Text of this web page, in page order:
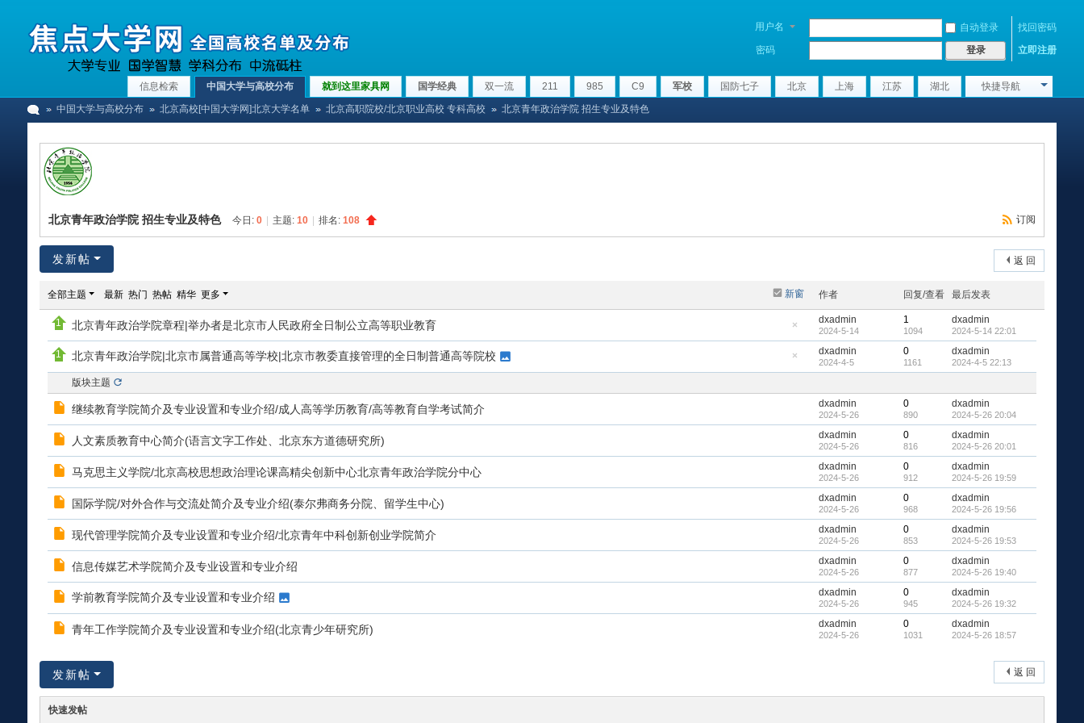
用户名 自动登录
找回密码
密码
登录 立即注册
信息检索 中国大学与高校分布 就到这里家具网 国学经典 双一流 211 985 C9 军校 国防七子 北京 上海 江苏 湖北 快捷导航
学
»
中国大学与高校分布 北京高校[中国大学网]北京大学名单 北京高职院校/北京职业高校 专科高校 北京青年政治学院 招生专业及特色
订阅
北京青年政治学院 招生专业及特色 今日: 0 主题: 10 排名: 108
返 回
发新帖
新窗
全部主题 最新 热门 热帖 精华 更多 作者 回复/查看 最后发表
藏
置
帖
北京青年政治学院章程|举办者是北京市人民政府全日制公立高等职业教育 dxadmin
2024-5-14
1
1094
dxadmin
2024-5-14 22:01
藏
顶
北京青年政治学院|北京市属普通高等学校|北京市教委直接管理的全日制普通高等院校 dxadmin
2024-4-5
0
1161
dxadmin
2024-4-5 22:13
版块主题
继续教育学院简介及专业设置和专业介绍/成人高等学历教育/高等教育自学考试简介 dxadmin
2024-5-26
0
890
dxadmin
2024-5-26 20:04
人文素质教育中心简介(语言文字工作处、北京东方道德研究所) dxadmin
2024-5-26
0
816
dxadmin
2024-5-26 20:01
马克思主义学院/北京高校思想政治理论课高精尖创新中心北京青年政治学院分中心 dxadmin
2024-5-26
0
912
dxadmin
2024-5-26 19:59
国际学院/对外合作与交流处简介及专业介绍(泰尔弗商务分院、留学生中心) dxadmin
2024-5-26
0
968
dxadmin
2024-5-26 19:56
现代管理学院简介及专业设置和专业介绍/北京青年中科创新创业学院简介 dxadmin
2024-5-26
0
853
dxadmin
2024-5-26 19:53
信息传媒艺术学院简介及专业设置和专业介绍 dxadmin
2024-5-26
0
877
dxadmin
2024-5-26 19:40
学前教育学院简介及专业设置和专业介绍 dxadmin
2024-5-26
0
945
dxadmin
2024-5-26 19:32
青年工作学院简介及专业设置和专业介绍(北京青少年研究所) dxadmin
2024-5-26
0
1031
dxadmin
2024-5-26 18:57
返 回
发新帖
快速发帖